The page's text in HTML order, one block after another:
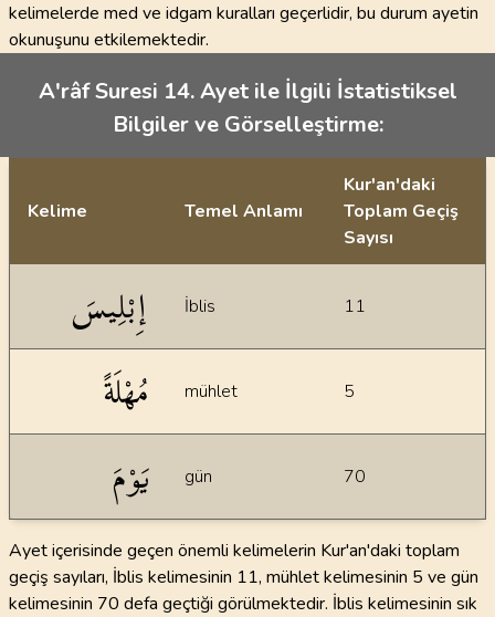
kelimelerde med ve idgam kuralları geçerlidir, bu durum ayetin
okunuşunu etkilemektedir.
A'râf Suresi 14. Ayet ile İlgili İstatistiksel
Bilgiler ve Görselleştirme:
Kelime Temel Anlamı
Kur'an'daki
Toplam Geçiş
Sayısı
إِبْلِيسَ İblis 11
مُهْلَةً mühlet 5
يَوْمَ gün 70
Ayet içerisinde geçen önemli kelimelerin Kur'an'daki toplam
geçiş sayıları, İblis kelimesinin 11, mühlet kelimesinin 5 ve gün
kelimesinin 70 defa geçtiği görülmektedir. İblis kelimesinin sık